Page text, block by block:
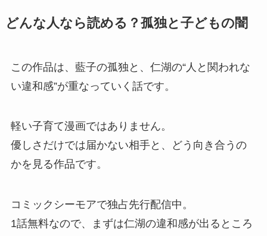
どんな人なら読める？孤独と子どもの闇
この作品は、藍子の孤独と、仁湖の“人と関われな
い違和感”が重なっていく話です。
軽い子育て漫画ではありません。
優しさだけでは届かない相手と、どう向き合うの
かを見る作品です。
コミックシーモアで独占先行配信中。
1話無料なので、まずは仁湖の違和感が出るところ